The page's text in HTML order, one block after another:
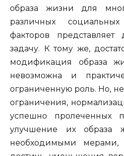
образа жизни для
различных
факторов представляет
задачу. К тому же,
модификация образа
невозможна и
ограниченную роль. Но,
ограничения,
успешно пролеченных
улучшение их образа
необходимыми мерами,